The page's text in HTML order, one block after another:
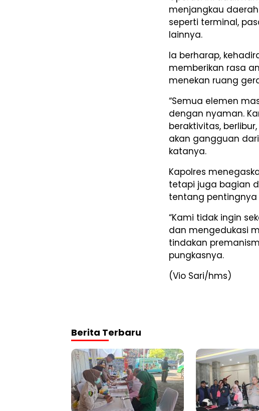
menjangkau
seperti terminal,
lainnya.
Ia berharap,
memberikan rasa
menekan ruang
“Semua elemen
dengan nyaman.
beraktivitas,
akan gangguan
katanya.
Kapolres
tetapi juga bagian
tentang
“Kami tidak ingin
dan mengedukasi
tindakan
pungkasnya.
(Vio Sari/hms)
Berita Terbaru